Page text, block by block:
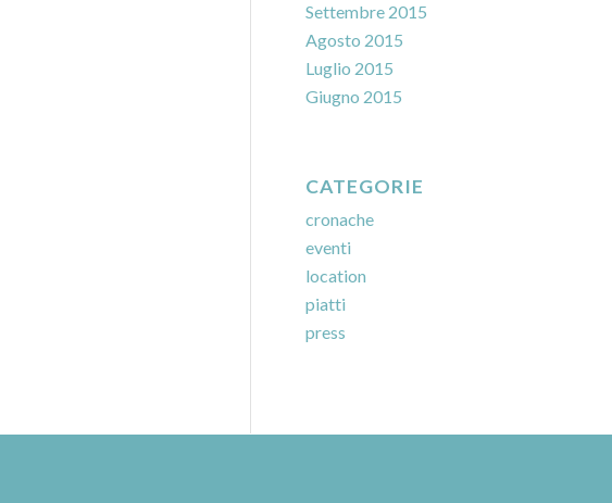
Settembre 2015
Agosto 2015
Luglio 2015
Giugno 2015
CATEGORIE
cronache
eventi
location
piatti
press